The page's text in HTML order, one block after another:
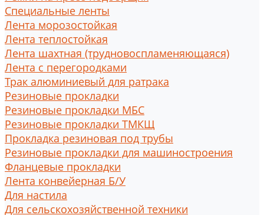
Специальные ленты
Лента морозостойкая
Лента теплостойкая
Лента шахтная (трудновоспламеняющаяся)
Лента с перегородками
Трак алюминиевый для ратрака
Резиновые прокладки
Резиновые прокладки МБС
Резиновые прокладки ТМКЩ
Прокладка резиновая под трубы
Резиновые прокладки для машиностроения
Фланцевые прокладки
Лента конвейерная Б/У
Для настила
Для сельскохозяйственной техники